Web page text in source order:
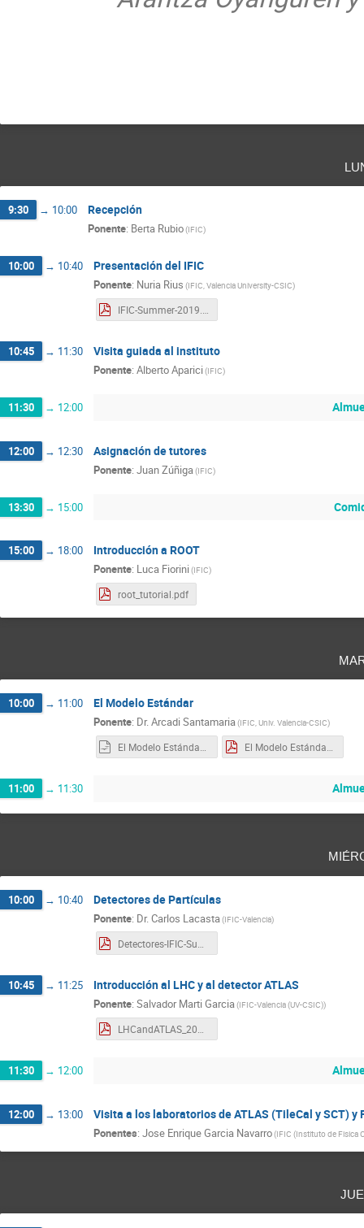
9:30 → 10:00 Recepción
Ponente: Berta Rubio(IFIC)
10:00 → 10:40 Presentación del IFIC
Ponente: Nuria Rius (IFIC, Valencia University-CSIC)
IFIC-Summer-2019.pdf
10:45 → 11:30 Visita guiada al instituto
Ponente: Alberto Aparici(IFIC)
11:30 → 12:00
12:00 → 12:30 Asignación de tutores
Ponente: Juan Zúñiga(IFIC)
13:30 → 15:00
15:00 → 18:00 Introducción a ROOT
Ponente: Luca Fiorini(IFIC)
root_tutorial.pdf
10:00 → 11:00 El Modelo Estándar
Ponente: Dr.Arcadi Santamaria(IFIC, Univ. Valencia-CSIC)
El Modelo Estándar de las Partículas.odp El Modelo Estándar de las Partículas.pdf
11:00 → 11:30
10:00 → 10:40 Detectores de Partículas
Ponente: Dr. Carlos Lacasta (IFIC-Valencia)
10:45 → 11:25 Introducción al LHC y al detector ATLAS
Ponente: Salvador Marti Garcia(IFIC-Valencia (UV-CSIC))
LHCandATLAS_2019.pdf
11:30 → 12:00
12:00 → 13:00 Visita a los laboratorios de ATLAS (TileCal y SCT) y
Ponentes: Jose Enrique Garcia Navarro(IFIC (Instituto de Fisica